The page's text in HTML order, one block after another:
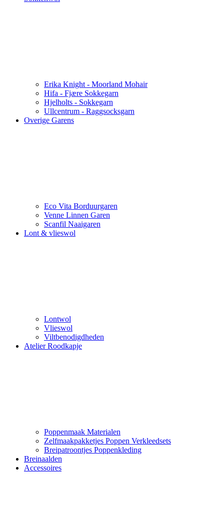
Erika Knight - Moorland Mohair
Hifa - Fjære Sokkegarn
Hjelholts - Sokkegarn
Ullcentrum - Raggsocksgarn
Overige Garens
Eco Vita Borduurgaren
Venne Linnen Garen
Scanfil Naaigaren
Lont & vlieswol
Lontwol
Vlieswol
Viltbenodigdheden
Atelier Roodkapje
Poppenmaak Materialen
Zelfmaakpakketjes Poppen Verkleedsets
Breipatroontjes Poppenkleding
Breinaalden
Accessoires